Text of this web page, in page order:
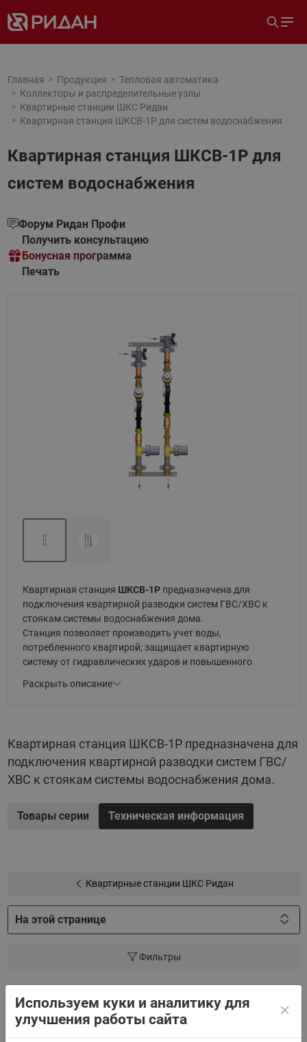
Главная Продукция
Тепловая автоматика
Коллекторы и распределительные узлы
Квартирные станции ШКС Ридан
Квартирная станция ШКСВ-1Р для систем водоснабжения
Квартирная станция ШКСВ-1Р для
систем водоснабжения
Форум Ридан Профи
Получить консультацию
Бонусная программа
Печать
Квартирная станция ШКСВ-1Рпредназначена для
подключения квартирной разводки систем ГВС/ХВС к
стоякам системы водоснабжения дома.
Станция позволяет производить учет воды,
потребленного квартирой; защищает квартирную
систему от гидравлических ударов и повышенного
циркуляция системы горячего водоснабжения с целью
стоякам системы водоснабжения. К выходам станции
подключается квартирная система водоснабжения.
Раскрыть описание
Квартирная станция ШКСВ-1Р предназначена для
подключения квартирной разводки систем ГВС/
ХВС к стоякам системы водоснабжения дома.
Товары серии Техническая информация
Квартирные станции ШКС Ридан
На этой странице
Фильтры
Документация
Используем куки и аналитику для
улучшения работы сайта